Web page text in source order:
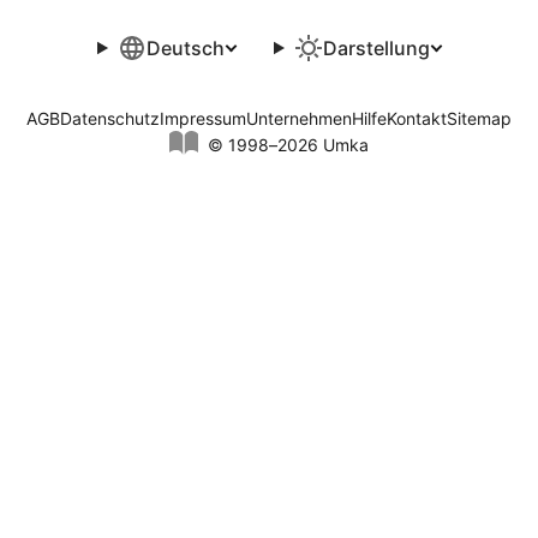
Deutsch Darstellung
© 1998–2026 Umka
AGBDatenschutzImpressumUnternehmenHilfeKontaktSitemap